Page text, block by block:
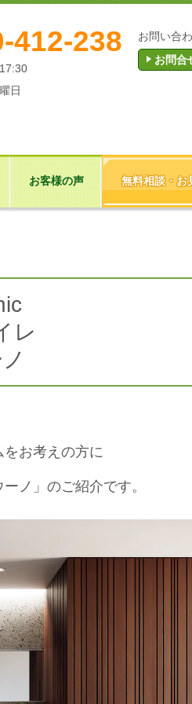
412-238
日
お問い合
お問合
お客様の声 無料相談・お
レ
お考えの方に
ノ」のご紹介です。